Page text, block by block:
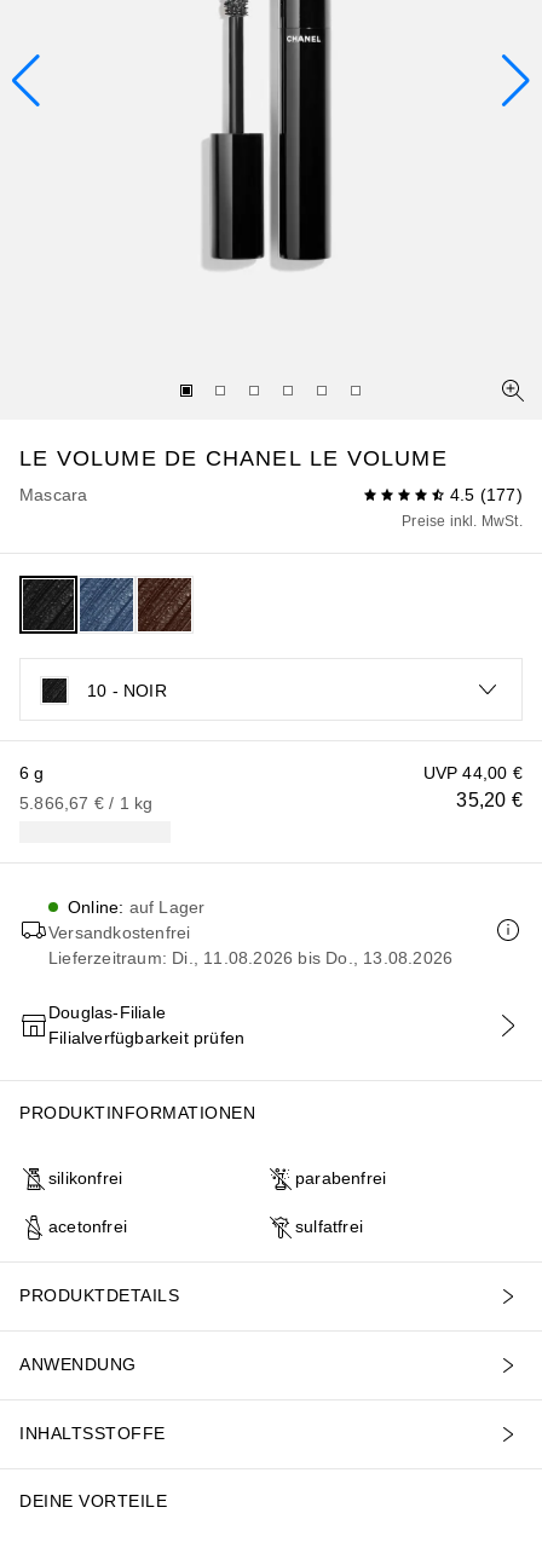
LE VOLUME DE CHANEL LE VOLUME
Mascara 4.5 (177)
Preise inkl. MwSt.
10 - NOIR
UVP 44,00 €
35,20 €
6 g
5.866,67 € / 1 kg
Online: auf Lager
Versandkostenfrei
Lieferzeitraum: Di., 11.08.2026 bis Do., 13.08.2026
IN DEN WARENKORB
Douglas-Filiale
Filialverfügbarkeit prüfen
PRODUKTINFORMATIONEN
silikonfrei parabenfrei
acetonfrei sulfatfrei
PRODUKTDETAILS
ANWENDUNG
INHALTSSTOFFE
DEINE VORTEILE